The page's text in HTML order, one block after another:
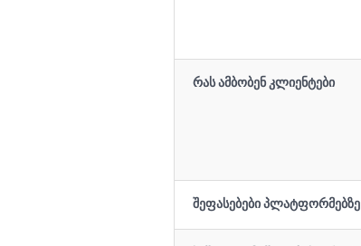
რას ამბობენ კლიენტები
შეფასებები პლატფორმებზე